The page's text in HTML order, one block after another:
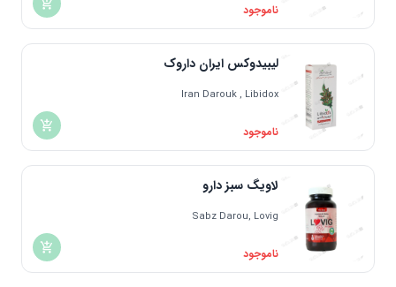
ناموجود
لیبیدوکس ایران داروک
Iran Darouk , Libidox
ناموجود
لاویگ سبز دارو
Sabz Darou, Lovig
ناموجود